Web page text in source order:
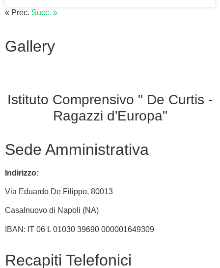
« Prec. Succ. »
Gallery
Istituto Comprensivo " De Curtis -
Ragazzi d'Europa"
Sede Amministrativa
Indirizzo:
Via Eduardo De Filippo, 80013
Casalnuovo di Napoli (NA)
IBAN: IT 06 L 01030 39690 000001649309
Recapiti Telefonici